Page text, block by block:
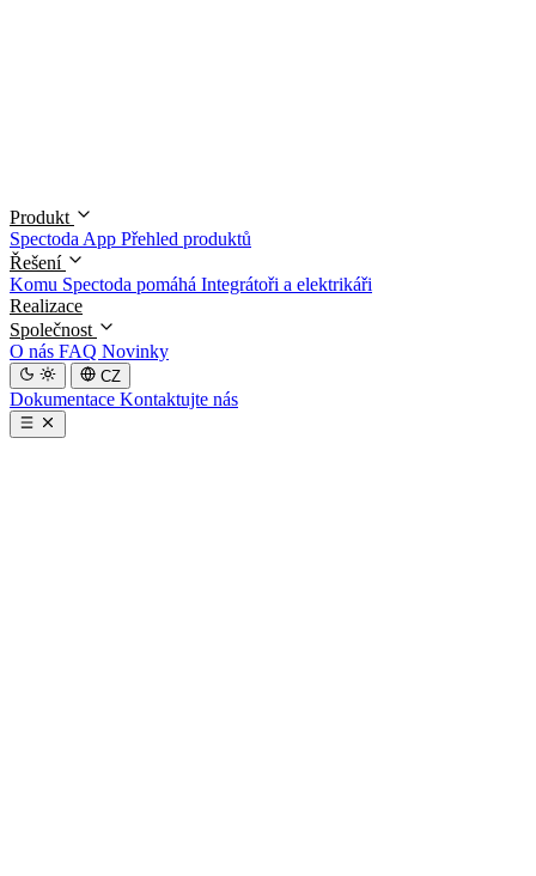
Produkt
Spectoda App Přehled produktů
Řešení
Komu Spectoda pomáhá Integrátoři a elektrikáři
Realizace
Společnost
O nás FAQ Novinky
CZ
Dokumentace Kontaktujte nás